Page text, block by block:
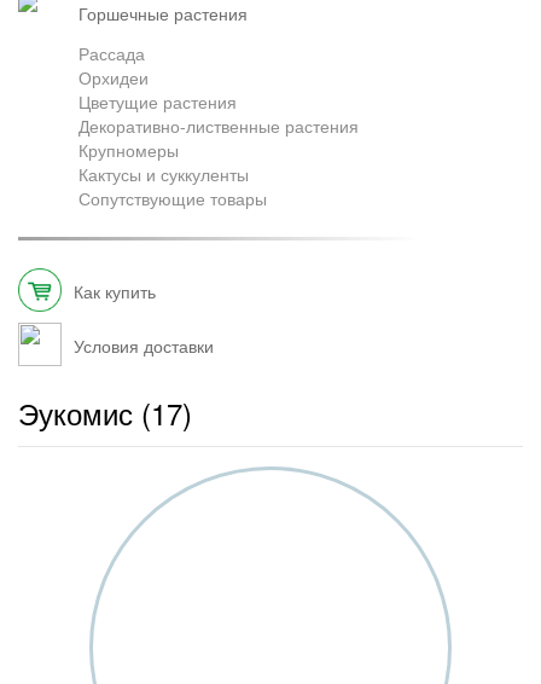
Контакты
Франшиза
горшечные растения
Рассада
Орхидеи
Цветущие растения
Декоративно-лиственные растения
Крупномеры
Кактусы и суккуленты
Сопутствующие товары
Как купить
Условия доставки
Эукомис (17)